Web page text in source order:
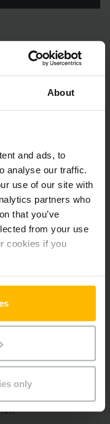
About
and ads, to
analyse our traffic.
use of our site with
partners who
that you’ve
from your use
cookies if you
only
umfassende
48 V / 620 Ah